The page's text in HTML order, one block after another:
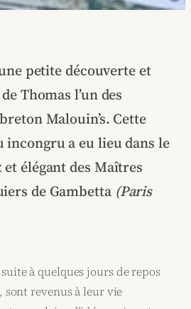
petite découverte et
Thomas l’un des
Malouin’s. Cette
a eu lieu dans le
élégant des Maîtres
de Gambetta (Paris
à quelques jours de repos
sont revenus à leur vie